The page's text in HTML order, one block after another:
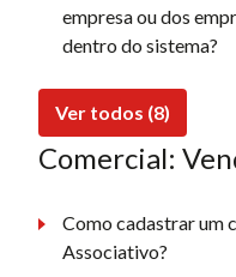
empresa ou dos
dentro do sistema?
Ver todos (8)
Comercial:
Como cadastrar um
Associativo?